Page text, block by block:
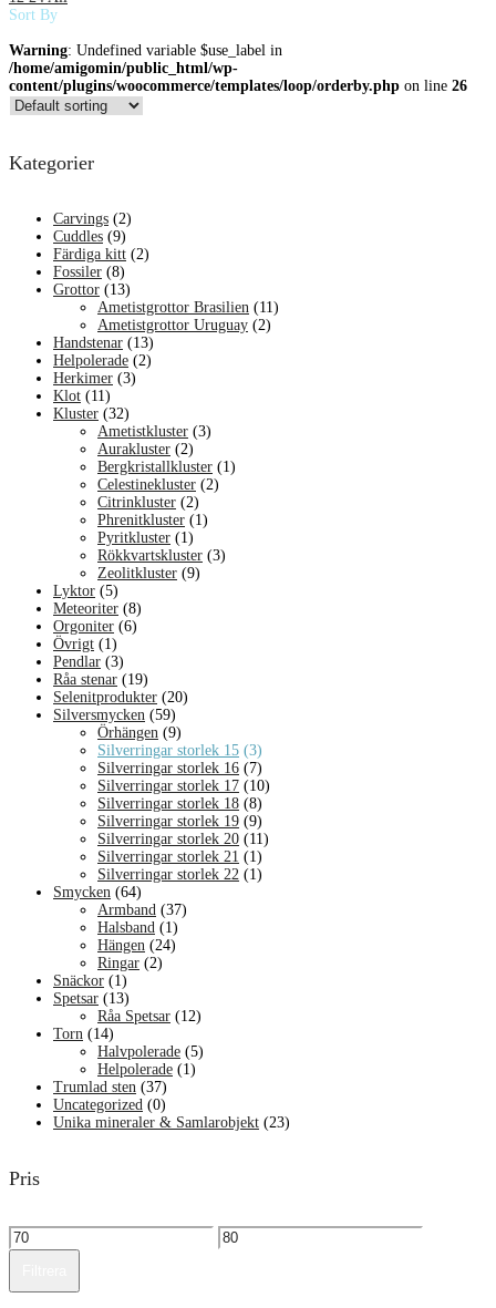
Sort By
Warning: Undefined variable $use_label in
/home/amigomin/public_html/wp-
content/plugins/woocommerce/templates/loop/orderby.php on line 26
Kategorier
Carvings (2)
Cuddles (9)
Färdiga kitt (2)
Fossiler (8)
Grottor (13)
Ametistgrottor Brasilien (11)
Ametistgrottor Uruguay (2)
Handstenar (13)
Helpolerade (2)
Herkimer (3)
Klot (11)
Kluster (32)
Ametistkluster (3)
Aurakluster (2)
Bergkristallkluster (1)
Celestinekluster (2)
Citrinkluster (2)
Phrenitkluster (1)
Pyritkluster (1)
Rökkvartskluster (3)
Zeolitkluster (9)
Lyktor (5)
Meteoriter (8)
Orgoniter (6)
Övrigt (1)
Pendlar (3)
Råa stenar (19)
Selenitprodukter (20)
Silversmycken (59)
Örhängen (9)
Silverringar storlek 15 (3)
Silverringar storlek 16 (7)
Silverringar storlek 17 (10)
Silverringar storlek 18 (8)
Silverringar storlek 19 (9)
Silverringar storlek 20 (11)
Silverringar storlek 21 (1)
Silverringar storlek 22 (1)
Smycken (64)
Armband (37)
Halsband (1)
Hängen (24)
Ringar (2)
Snäckor (1)
Spetsar (13)
Råa Spetsar (12)
Torn (14)
Halvpolerade (5)
Helpolerade (1)
Trumlad sten (37)
Uncategorized (0)
Unika mineraler & Samlarobjekt (23)
Pris
Min
pris
Max
pris